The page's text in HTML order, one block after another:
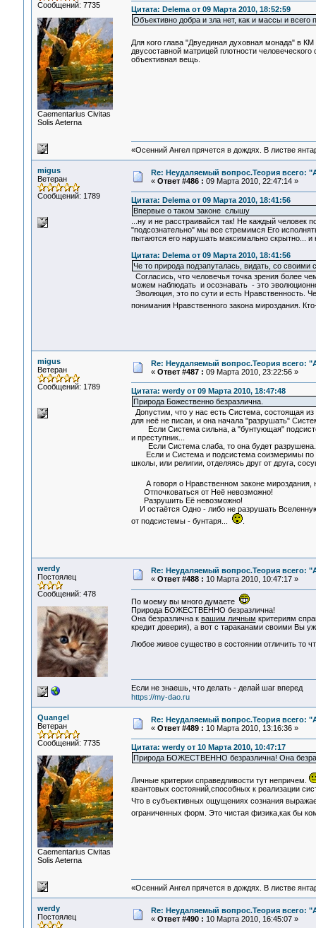
Сообщений: 7735
Сaementarius Civitas
Solis Aeterna
Цитата: Delema от 09 Марта 2010, 18:52:59
Объективно добра и зла нет, как и массы и
Для кого глава "Двуединая духовная монада" в
двусоставной матрицей плотности
объективная вещь.
«Осенний Ангел прячется в дождях. В листве
migus
Ветеран
Сообщений: 1789
Re: Неудаляемый вопрос.Теория всего:
« Ответ #486 : 09 Марта 2010, 22:47:14 »
Цитата: Delema от 09 Марта 2010, 18:41:56
Впервые о таком законе слышу
...ну и не расстраивайся так! Не каждый человек
"подсознательно" мы все стремимся Его
пытаются его нарушать максимально скрытно... и
Цитата: Delema от 09 Марта 2010, 18:41:56
Че то природа подзапуталась, видать, со своими
Согласись, что человечья точка зрения более
можем наблюдать и осознавать - это
Эволюция, это по сути и есть Нравственность.
понимания Нравственного закона мироздания.
migus
Ветеран
Сообщений: 1789
Re: Неудаляемый вопрос.Теория всего:
« Ответ #487 : 09 Марта 2010, 23:22:56 »
Цитата: werdy от 09 Марта 2010, 18:47:48
Природа Божественно безразлична.
Допустим, что у нас есть Система, состоящая
для неё не писан, и она начала "разрушать"
Если Система сильна, а "бунтующая"
и преступник...
Если Система слаба, то она будет
Если и Система и подсистема соизмеримы по
школы, или религии, отделяясь друг от друга,
А говоря о Нравственном законе мироздания,
Отпочковаться от Неё невозможно!
Разрушить Её невозможно!
И остаётся Одно - либо не разрушать
от подсистемы - бунтаря...
.
werdy
Постоялец
Сообщений: 478
Re: Неудаляемый вопрос.Теория всего:
« Ответ #488 : 10 Марта 2010, 10:47:17 »
По моему вы много думаете
Природа БОЖЕСТВЕННО безразлична!
Она безразлична к вашим личным критериям
кредит доверия), а вот с тараканами своими Вы
Любое живое существо в состоянии отличить то
Если не знаешь, что делать - делай шаг вперед
https://my-dao.ru
Quangel
Ветеран
Сообщений: 7735
Сaementarius Civitas
Solis Aeterna
Re: Неудаляемый вопрос.Теория всего:
« Ответ #489 : 10 Марта 2010, 13:16:36 »
Цитата: werdy от 10 Марта 2010, 10:47:17
Природа БОЖЕСТВЕННО безразлична! Она
Личные критерии справедливости тут непричем.
квантовых состояний,способных к реализации
Что в субъективных ощущениях сознания
ограниченных форм. Это чистая физика,как бы
«Осенний Ангел прячется в дождях. В листве
werdy
Постоялец
Re: Неудаляемый вопрос.Теория всего:
« Ответ #490 : 10 Марта 2010, 16:45:07 »